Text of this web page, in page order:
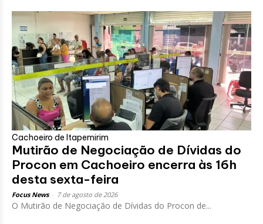
Cachoeiro de Itapemirim
Mutirão de Negociação de Dívidas do
Procon em Cachoeiro encerra às 16h
desta sexta-feira
Focus News 7 de agosto de 2026
O Mutirão de Negociação de Dívidas do Procon de...